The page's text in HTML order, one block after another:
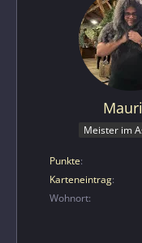
Meister im
Punkte
Karteneintrag
Wohnort